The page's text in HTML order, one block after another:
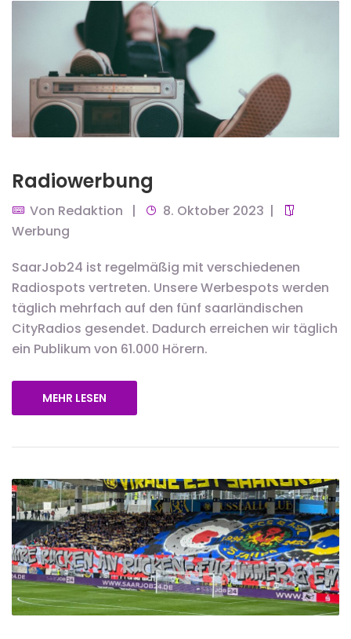
Radiowerbung
Von Redaktion
8. Oktober 2023
Werbung
SaarJob24 ist regelmäßig mit verschiedenen
Radiospots vertreten. Unsere Werbespots werden
täglich mehrfach auf den fünf saarländischen
CityRadios gesendet. Dadurch erreichen wir täglich
ein Publikum von 61.000 Hörern.
MEHR LESEN